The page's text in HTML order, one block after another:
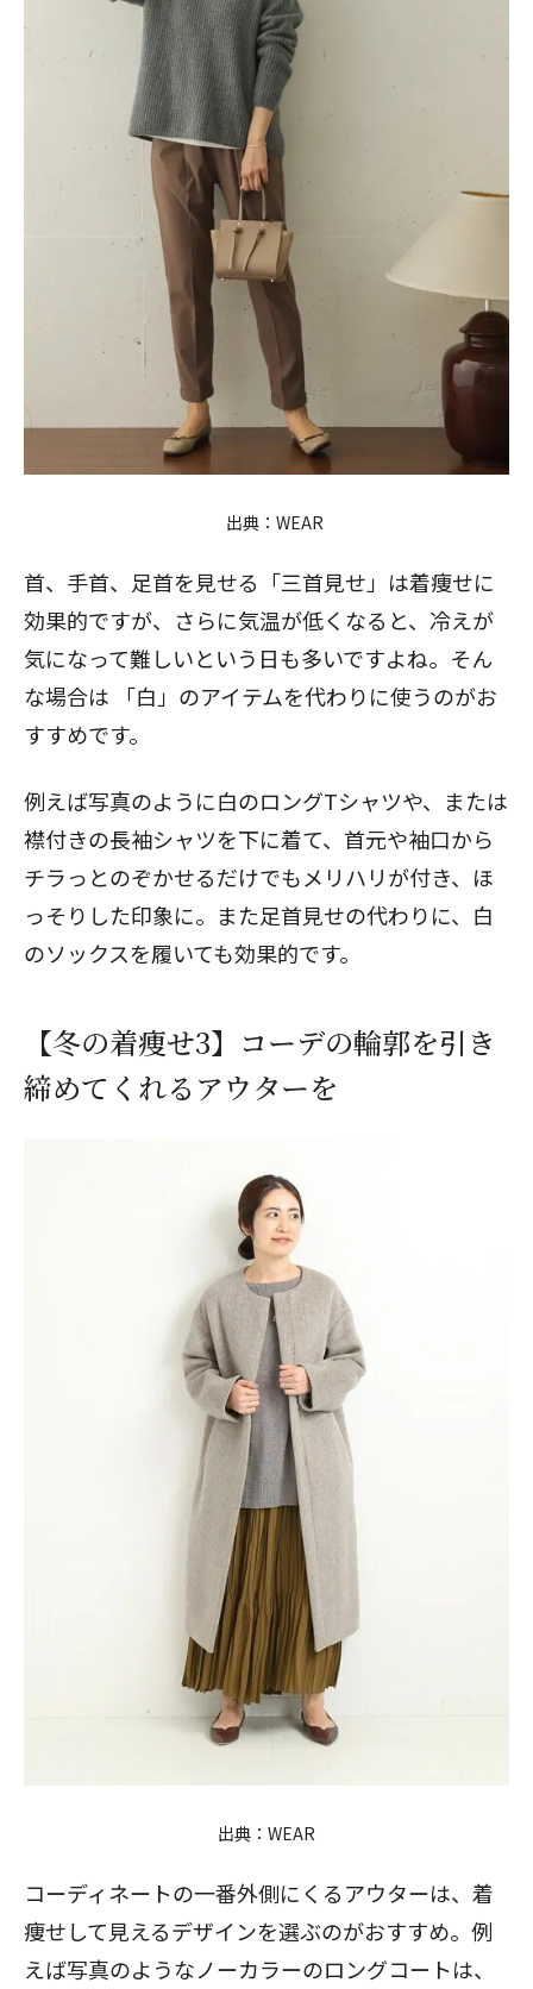
出典： WEAR
首、手首、足首を見せる「三首見せ」は着痩せに
効果的ですが、さらに気温が低くなると、冷えが
気になって難しいという日も多いですよね。そん
な場合は
「白」のアイテムを代わりに使うのがお
すすめです。
例えば写真のように白のロングTシャツや、または
襟付きの長袖シャツを下に着て、首元や袖口から
チラっとのぞかせるだけでもメリハリが付き、ほ
っそりした印象に。また足首見せの代わりに、白
のソックスを履いても効果的です。
【冬の着痩せ3】コーデの輪郭を引き
締めてくれるアウターを
出典： WEAR
コーディネートの一番外側にくるアウターは、着
痩せして見えるデザインを選ぶのがおすすめ。例
えば写真のようなノーカラーのロングコートは、